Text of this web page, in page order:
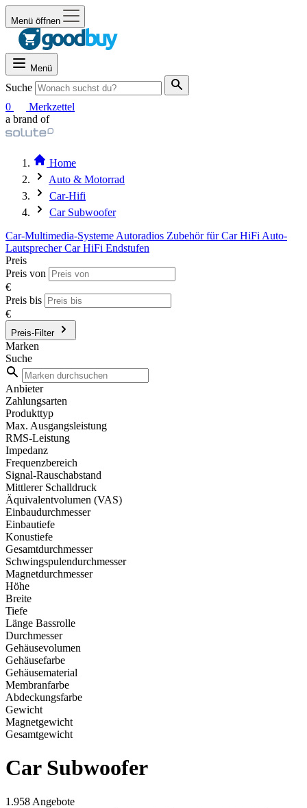
Menü öffnen
Menü
Suche
0
Merkzettel
a brand of
Home
Auto & Motorrad
Car-Hifi
Car Subwoofer
Car-Multimedia-Systeme Autoradios Zubehör für Car HiFi Auto-
LautsprecherCar HiFi Endstufen
Preis
Preis von
€
Preis bis
€
Preis-Filter
Marken
Suche
Anbieter
Zahlungsarten
Produkttyp
Max. Ausgangsleistung
RMS-Leistung
Impedanz
Frequenzbereich
Signal-Rauschabstand
Mittlerer Schalldruck
Äquivalentvolumen (VAS)
Einbaudurchmesser
Einbautiefe
Konustiefe
Gesamtdurchmesser
Schwingspulendurchmesser
Magnetdurchmesser
Höhe
Breite
Tiefe
Länge Bassrolle
Durchmesser
Gehäusevolumen
Gehäusefarbe
Gehäusematerial
Membranfarbe
Abdeckungsfarbe
Gewicht
Magnetgewicht
Gesamtgewicht
Car Subwoofer
1.958 Angebote